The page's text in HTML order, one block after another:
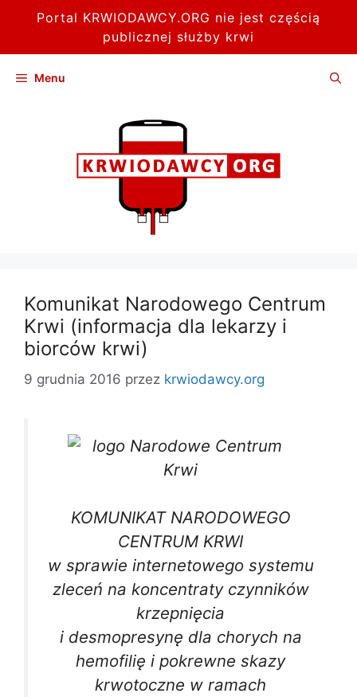
Portal KRWIODAWCY.ORG nie jest częścią
publicznej służby krwi
Menu
Komunikat Narodowego Centrum
Krwi (informacja dla lekarzy i
biorców krwi)
9 grudnia 2016 przez krwiodawcy.org
KOMUNIKAT NARODOWEGO
CENTRUM KRWI
w sprawie internetowego systemu
zleceń na koncentraty czynników
krzepnięcia
i desmopresynę dla chorych na
hemofilię i pokrewne skazy
krwotoczne w ramach